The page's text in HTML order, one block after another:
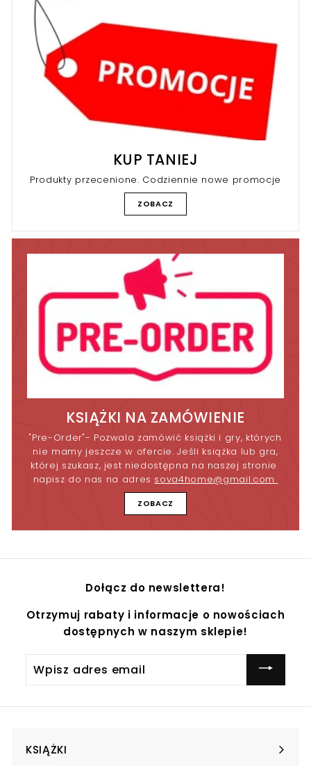
KUP TANIEJ
Produkty przecenione. Codziennie nowe promocje
ZOBACZ
KSIĄŻKI NA ZAMÓWIENIE
"Pre-Order"- Pozwala zamówić książki i gry, których
nie mamy jeszcze w ofercie. Jeśli książka lub gra,
której szukasz, jest niedostępna na naszej stronie
napisz do nas na adres sova4home@gmail.com
ZOBACZ
Dołącz do newslettera!
Otrzymuj rabaty i informacje o nowościach
dostępnych w naszym sklepie!
adres
KSIĄŻKI
Expand